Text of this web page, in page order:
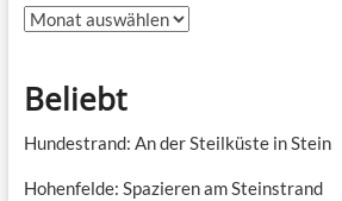
Archiv
Beliebt
Hundestrand: An der Steilküste in Stein
Hohenfelde: Spazieren am Steinstrand